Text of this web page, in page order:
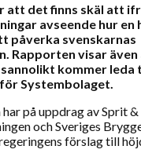
att det finns skäl att
avseende hur en
påverka svenskarnas
Rapporten visar
kommer leda
Systembolaget.
har på uppdrag av Sprit &
och Sveriges
förslag till